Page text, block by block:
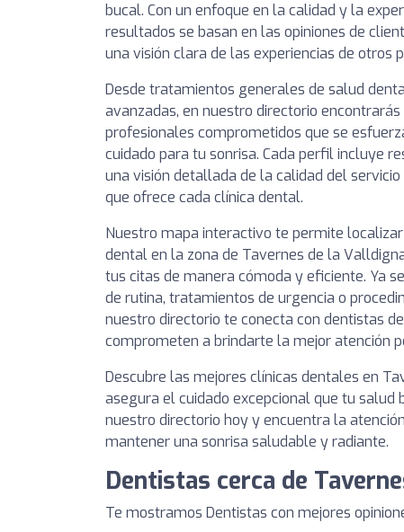
bucal. Con un enfoque en la calidad y la
resultados se basan en las opiniones de
una visión clara de las experiencias de otros
Desde tratamientos generales de salud
avanzadas, en nuestro directorio
profesionales comprometidos que se
cuidado para tu sonrisa. Cada perfil incluye
una visión detallada de la calidad del
que ofrece cada clínica dental.
Nuestro mapa interactivo te permite
dental en la zona de Tavernes de la
tus citas de manera cómoda y eficiente. Ya
de rutina, tratamientos de urgencia o
nuestro directorio te conecta con dentistas
comprometen a brindarte la mejor atención
Descubre las mejores clínicas dentales en
asegura el cuidado excepcional que tu salud
nuestro directorio hoy y encuentra la
mantener una sonrisa saludable y radiante.
Dentistas cerca de
Te mostramos Dentistas con mejores